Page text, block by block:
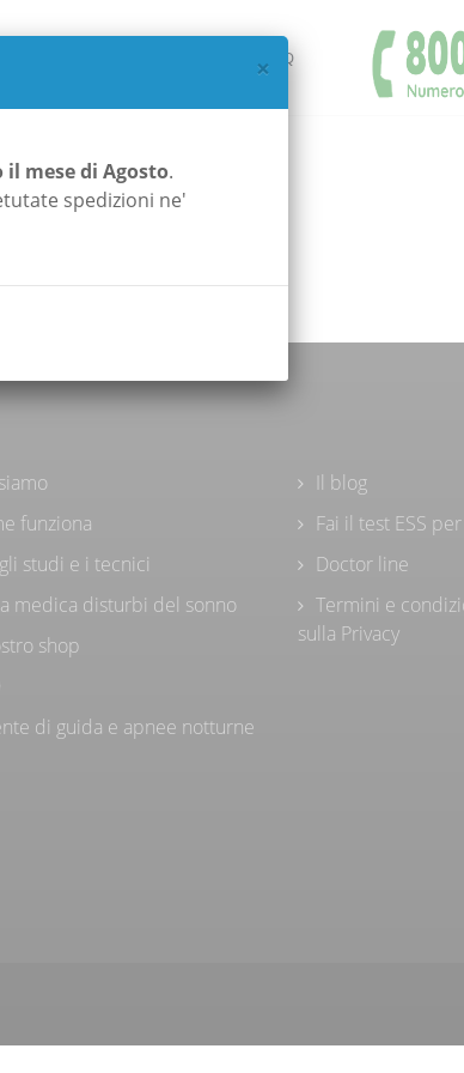
FAQ
funziona
studi e i tecnici
medica disturbi del sonno
shop
di guida e apnee notturne
Il blog
Fai il test ESS
Doctor line
Termini e
sulla Privacy
×
mese di Agosto.
spedizioni ne'